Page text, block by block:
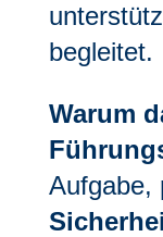
begleitet.
Warum
Aufgabe,